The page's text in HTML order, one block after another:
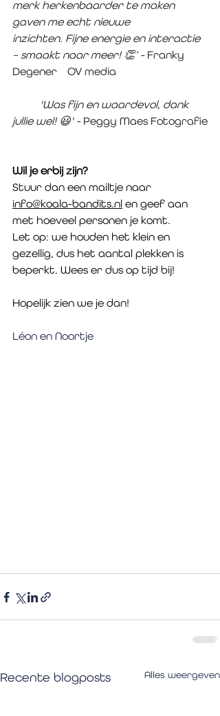
merk herkenbaarder te maken
gaven me echt nieuwe
inzichten. Fijne energie en interactie
– smaakt naar meer! 👏’ - Franky
Degener 	OV media
jullie wel! 😃' - Peggy Maes Fotografie
Wil je erbij zijn?
Stuur dan een mailtje naar
info@koala-bandits.nl en geef aan
met hoeveel personen je komt.
Let op: we houden het klein en
gezellig, dus het aantal plekken is
beperkt. Wees er dus op tijd bij!
Hopelijk zien we je dan!
Léon en Noortje
Recente blogposts Alles weergeven